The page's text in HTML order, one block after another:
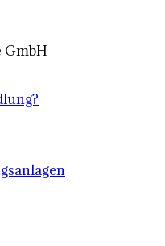
GmbH